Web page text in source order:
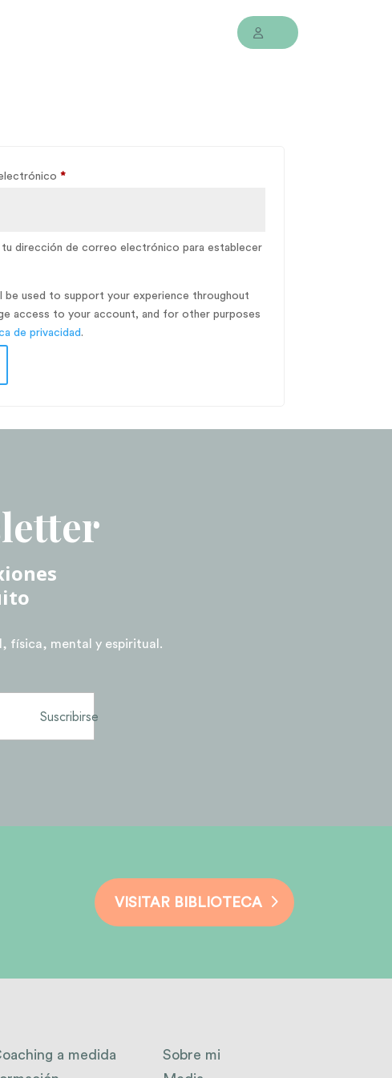
*Obligatorio
tu dirección de correo electrónico para establecer
be used to support your experience throughout
access to your account, and for other purposes
de privacidad .
física, mental y espiritual.
VISITAR BIBLIOTECA
a medida
Sobre mi